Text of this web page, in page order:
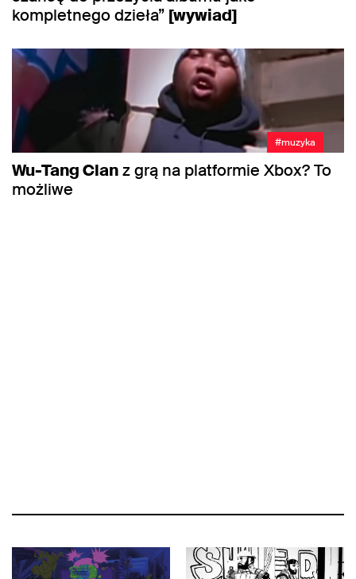
kompletnego dzieła” [wywiad]
#muzyka
Wu-Tang Clanz grą na platformie Xbox? To
możliwe